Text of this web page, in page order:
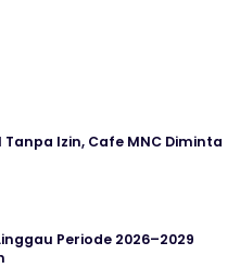
Izin, Cafe MNC Diminta
Periode 2026–2029